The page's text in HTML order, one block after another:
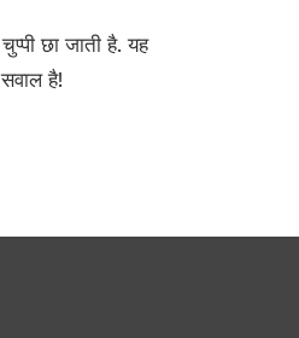
छा जाती है. यह
है!